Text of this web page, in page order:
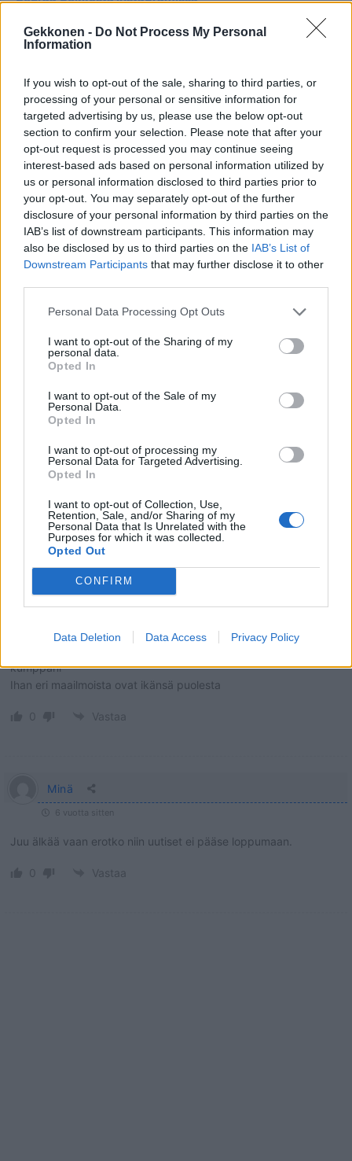
Gekkonen - Do Not Process My Personal
Information
If you wish to opt-out of the sale, sharing to third parties, or
processing of your personal or sensitive information for
targeted advertising by us, please use the below opt-out
section to confirm your selection. Please note that after your
opt-out request is processed you may continue seeing
interest-based ads based on personal information utilized by
us or personal information disclosed to third parties prior to
your opt-out. You may separately opt-out of the further
disclosure of your personal information by third parties on the
IAB’s list of downstream participants. This information may
also be disclosed by us to third parties on the IAB’s List of
Downstream Participants that may further disclose it to other
Personal Data Processing Opt Outs
I want to opt-out of the Sharing of my
personal data.
Opted In
I want to opt-out of the Sale of my
Personal Data.
Opted In
I want to opt-out of processing my
Personal Data for Targeted Advertising.
Opted In
I want to opt-out of Collection, Use,
Retention, Sale, and/or Sharing of my
Personal Data that Is Unrelated with the
Purposes for which it was collected.
Opted Out
CONFIRM
Data Deletion Data Access Privacy Policy
Tagit Eveliina Tikka Julkkikset
Missi
Rikosilmoitus
Shokkiero Tuomas Enbuske
Kommenttiosio
Heräsikö ajatuksia? Kerro mielipiteesi.Tutustu kuitenkin
sääntöihin.
✨ Nimikone
KOMMENTTIA
Raija
kumppani
Ihan eri maailmoista ovat ikänsä puolesta
0 Vastaa
Minä
6 vuotta sitten
Juu älkää vaan erotko niin uutiset ei pääse loppumaan.
0 Vastaa